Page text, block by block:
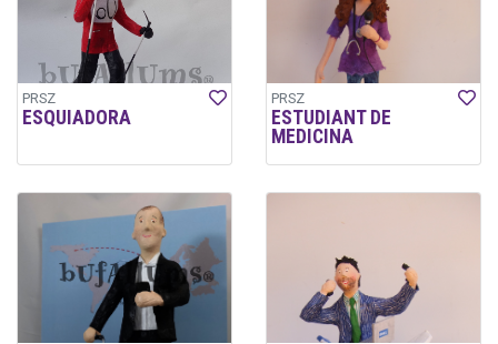
PRSZ
ESQUIADORA
PRSZ
ESTUDIANT DE
MEDICINA